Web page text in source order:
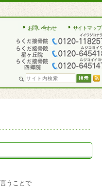
お問い合わせ サイトマップ
うことで